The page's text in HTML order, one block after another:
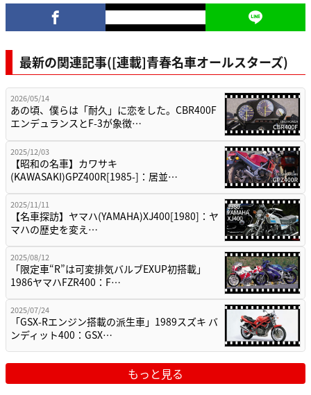
最新の関連記事([連載]青春名車オールスターズ)
2026/05/14
あの頃、僕らは「耐久」に恋をした。CBR400F
エンデュランスとF-3が象徴…
2025/12/03
【昭和の名車】カワサキ
(KAWASAKI)GPZ400R[1985-]：居並…
2025/11/11
【名車探訪】ヤマハ(YAMAHA)XJ400[1980]：ヤ
マハの歴史を変え…
2025/08/12
「限定車“R”は可変排気バルブEXUP初搭載」
1986ヤマハFZR400：F…
2025/07/24
「GSX-Rエンジン搭載の派生車」1989スズキ バ
ンディット400：GSX…
もっと見る